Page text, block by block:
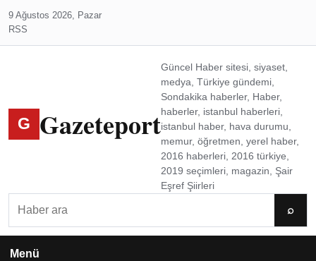
9 Ağustos 2026, Pazar
RSS
G Gazeteport
Güncel Haber sitesi, siyaset,
medya, Türkiye gündemi,
Sondakika haberler, Haber,
haberler, istanbul haberleri,
istanbul haber, hava durumu,
memur, öğretmen, yerel haber,
2016 haberleri, 2016 türkiye,
2019 seçimleri, magazin, Şair
Eşref Şiirleri
⌕
Menü